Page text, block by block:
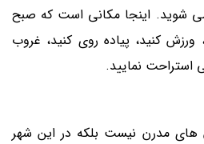
شوید. اینجا مکانی است که صبح
ورزش کنید، پیاده روی کنید، غروب
استراحت نمایید.
های مدرن نیست بلکه در این شهر